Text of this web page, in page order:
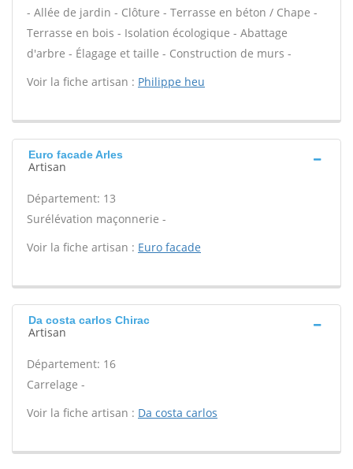
- Allée de jardin - Clôture - Terrasse en béton / Chape -
Terrasse en bois - Isolation écologique - Abattage
d'arbre - Élagage et taille - Construction de murs -
Voir la fiche artisan : Philippe heu
Euro facade Arles
Artisan
Département: 13
Surélévation maçonnerie -
Voir la fiche artisan : Euro facade
Da costa carlos Chirac
Artisan
Département: 16
Carrelage -
Voir la fiche artisan : Da costa carlos